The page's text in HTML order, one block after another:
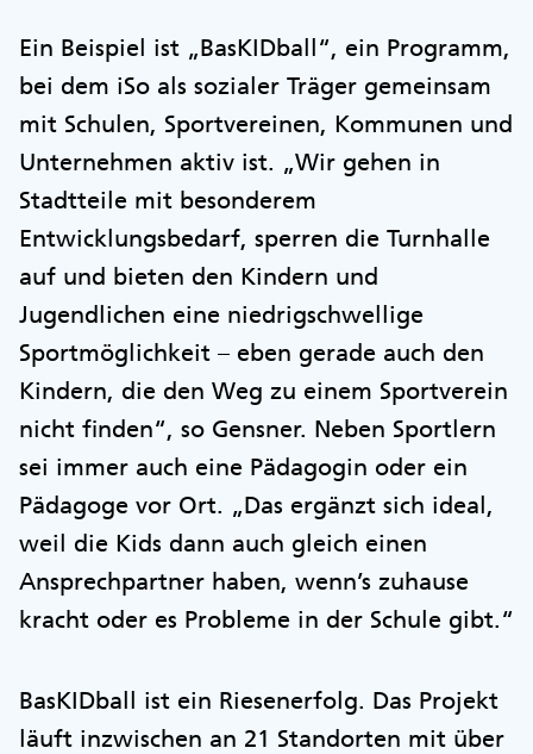
Ein Beispiel ist „BasKIDball“, ein Programm,
bei dem iSo als sozialer Träger gemeinsam
mit Schulen, Sportvereinen, Kommunen und
Unternehmen aktiv ist. „Wir gehen in
Stadtteile mit besonderem
Entwicklungsbedarf, sperren die Turnhalle
auf und bieten den Kindern und
Jugendlichen eine niedrigschwellige
Sportmöglichkeit – eben gerade auch den
Kindern, die den Weg zu einem Sportverein
nicht finden“, so Gensner. Neben Sportlern
sei immer auch eine Pädagogin oder ein
Pädagoge vor Ort. „Das ergänzt sich ideal,
weil die Kids dann auch gleich einen
Ansprechpartner haben, wenn’s zuhause
kracht oder es Probleme in der Schule gibt.“
BasKIDball ist ein Riesenerfolg. Das Projekt
läuft inzwischen an 21 Standorten mit über